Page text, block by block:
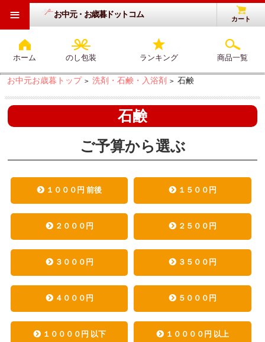
お中元・お歳暮ドットコム カート
ホーム のし包装 ランキング 商品一覧
≡
お中元お歳暮トップ > 洗剤・石鹸・入浴剤 > 石鹸
石鹸
ご予算から選ぶ
１０００円 前後 １５００円
２０００円 ２５００円
３０００円 ３５００円
４０００円 ５０００円
１００００円 以下 １００００円 以上